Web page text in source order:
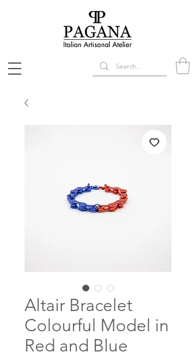
Altair Bracelet
Colourful Model in
Red and Blue